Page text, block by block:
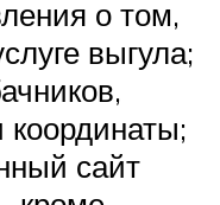
о том,
выгула;
координаты;
сайт